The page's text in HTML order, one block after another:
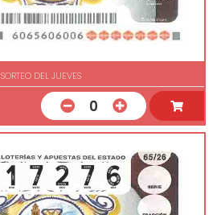
SORTEO DEL JUEVES
0